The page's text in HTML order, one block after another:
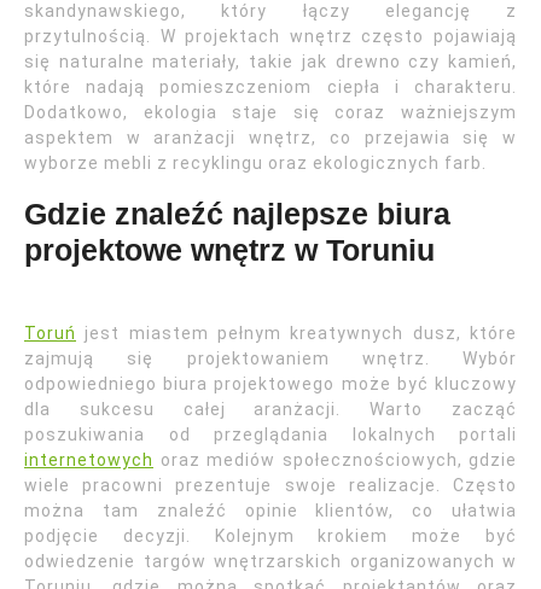
skandynawskiego, który łączy elegancję z
przytulnością. W projektach wnętrz często pojawiają
się naturalne materiały, takie jak drewno czy kamień,
które nadają pomieszczeniom ciepła i charakteru.
Dodatkowo, ekologia staje się coraz ważniejszym
aspektem w aranżacji wnętrz, co przejawia się w
wyborze mebli z recyklingu oraz ekologicznych farb.
Gdzie znaleźć najlepsze biura
projektowe wnętrz w Toruniu
Toruń
jest miastem pełnym kreatywnych dusz, które
zajmują się projektowaniem wnętrz. Wybór
odpowiedniego biura projektowego może być kluczowy
dla sukcesu całej aranżacji. Warto zacząć
poszukiwania od przeglądania lokalnych portali
internetowych oraz mediów społecznościowych, gdzie
wiele pracowni prezentuje swoje realizacje. Często
można tam znaleźć opinie klientów, co ułatwia
podjęcie decyzji. Kolejnym krokiem może być
odwiedzenie targów wnętrzarskich organizowanych w